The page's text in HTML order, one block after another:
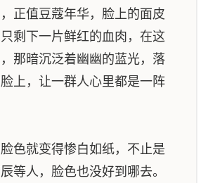
正值豆蔻年华，脸上的面皮
剩下一片鲜红的血肉，在这
那暗沉泛着幽幽的蓝光，落
上，让一群人心里都是一阵
就变得惨白如纸，不止是
等人，脸色也没好到哪去。